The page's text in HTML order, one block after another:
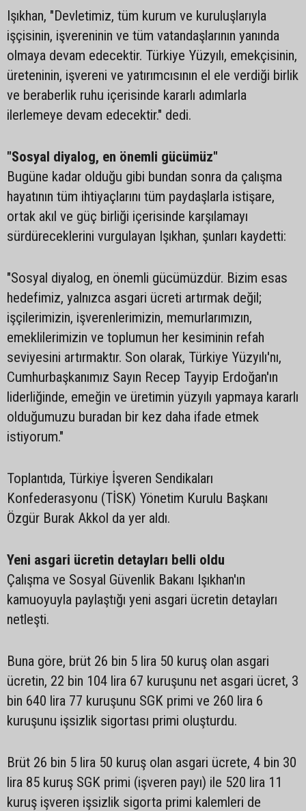
Işıkhan, "Devletimiz, tüm kurum ve kuruluşlarıyla
işçisinin, işvereninin ve tüm vatandaşlarının yanında
olmaya devam edecektir. Türkiye Yüzyılı, emekçisinin,
üreteninin, işvereni ve yatırımcısının el ele verdiği birlik
ve beraberlik ruhu içerisinde kararlı adımlarla
ilerlemeye devam edecektir." dedi.
"Sosyal diyalog, en önemli gücümüz"
Bugüne kadar olduğu gibi bundan sonra da çalışma
hayatının tüm ihtiyaçlarını tüm paydaşlarla istişare,
ortak akıl ve güç birliği içerisinde karşılamayı
sürdüreceklerini vurgulayan Işıkhan, şunları kaydetti:
"Sosyal diyalog, en önemli gücümüzdür. Bizim esas
hedefimiz, yalnızca asgari ücreti artırmak değil;
işçilerimizin, işverenlerimizin, memurlarımızın,
emeklilerimizin ve toplumun her kesiminin refah
seviyesini artırmaktır. Son olarak, Türkiye Yüzyılı'nı,
Cumhurbaşkanımız Sayın Recep Tayyip Erdoğan'ın
liderliğinde, emeğin ve üretimin yüzyılı yapmaya kararlı
olduğumuzu buradan bir kez daha ifade etmek
istiyorum."
Toplantıda, Türkiye İşveren Sendikaları
Konfederasyonu (TİSK) Yönetim Kurulu Başkanı
Özgür Burak Akkol da yer aldı.
Yeni asgari ücretin detayları belli oldu
Çalışma ve Sosyal Güvenlik Bakanı Işıkhan'ın
kamuoyuyla paylaştığı yeni asgari ücretin detayları
netleşti.
Buna göre, brüt 26 bin 5 lira 50 kuruş olan asgari
ücretin, 22 bin 104 lira 67 kuruşunu net asgari ücret, 3
bin 640 lira 77 kuruşunu SGK primi ve 260 lira 6
kuruşunu işsizlik sigortası primi oluşturdu.
Brüt 26 bin 5 lira 50 kuruş olan asgari ücrete, 4 bin 30
lira 85 kuruş SGK primi (işveren payı) ile 520 lira 11
kuruş işveren işsizlik sigorta primi kalemleri de